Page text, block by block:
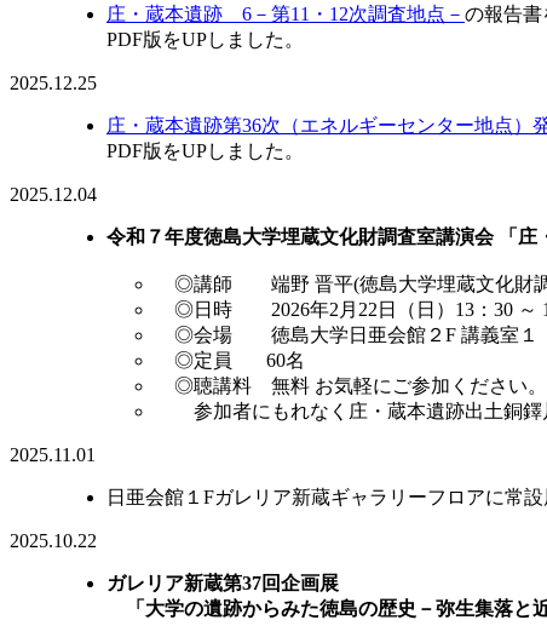
庄・蔵本遺跡 6－第11・12次調査地点－ の報告書
PDF版をUPしました。
2025.12.25
庄・蔵本遺跡第36次（エネルギーセンター地点）
PDF版をUPしました。
2025.12.04
令和７年度徳島大学埋蔵文化財調査室講演会 「
◎講師 端野 晋平(徳島大学埋蔵文化財調
◎日時 2026年2月22日（日）13：30 ～
◎会場 徳島大学日亜会館２F 講義室１
◎定員 60名
◎聴講料 無料 お気軽にご参加ください。
参加者にもれなく庄・蔵本遺跡出土銅鐸
2025.11.01
日亜会館１Fガレリア新蔵ギャラリーフ
2025.10.22
ガレリア新蔵第37回企画展
「大学の遺跡からみた徳島の歴史－弥生集落と